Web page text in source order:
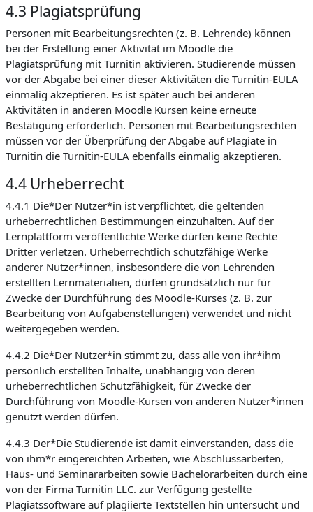
4.3 Plagiatsprüfung
Personen mit Bearbeitungsrechten (z. B. Lehrende) können
bei der Erstellung einer Aktivität im Moodle die
Plagiatsprüfung mit Turnitin aktivieren. Studierende müssen
vor der Abgabe bei einer dieser Aktivitäten die Turnitin-EULA
einmalig akzeptieren. Es ist später auch bei anderen
Aktivitäten in anderen Moodle Kursen keine erneute
Bestätigung erforderlich. Personen mit Bearbeitungsrechten
müssen vor der Überprüfung der Abgabe auf Plagiate in
Turnitin die Turnitin-EULA ebenfalls einmalig akzeptieren.
4.4 Urheberrecht
4.4.1 Die*Der Nutzer*in ist verpflichtet, die geltenden
urheberrechtlichen Bestimmungen einzuhalten. Auf der
Lernplattform veröffentlichte Werke dürfen keine Rechte
Dritter verletzen. Urheberrechtlich schutzfähige Werke
anderer Nutzer*innen, insbesondere die von Lehrenden
erstellten Lernmaterialien, dürfen grundsätzlich nur für
Zwecke der Durchführung des Moodle-Kurses (z. B. zur
Bearbeitung von Aufgabenstellungen) verwendet und nicht
weitergegeben werden.
4.4.2 Die*Der Nutzer*in stimmt zu, dass alle von ihr*ihm
persönlich erstellten Inhalte, unabhängig von deren
urheberrechtlichen Schutzfähigkeit, für Zwecke der
Durchführung von Moodle-Kursen von anderen Nutzer*innen
genutzt werden dürfen.
4.4.3 Der*Die Studierende ist damit einverstanden, dass die
von ihm*r eingereichten Arbeiten, wie Abschlussarbeiten,
Haus- und Seminararbeiten sowie Bachelorarbeiten durch eine
von der Firma Turnitin LLC. zur Verfügung gestellte
Plagiatssoftware auf plagiierte Textstellen hin untersucht und